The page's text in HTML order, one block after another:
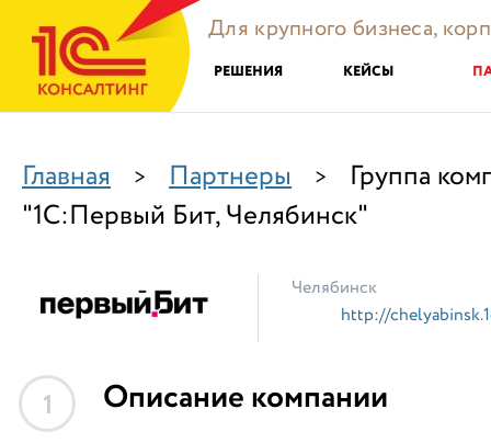
Для крупного бизнеса,
РЕШЕНИЯ КЕЙСЫ
Главная > Партнеры >
Группа
"1С:Первый Бит, Челябинск"
Челябинск
http://
1 Описание компании